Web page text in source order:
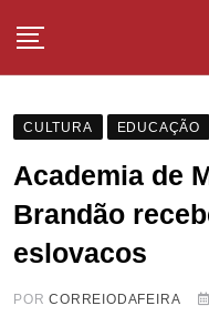
CULTURA EDUCAÇÃO
Academia de
Brandão
eslovacos
PORCORREIODAFEIRA